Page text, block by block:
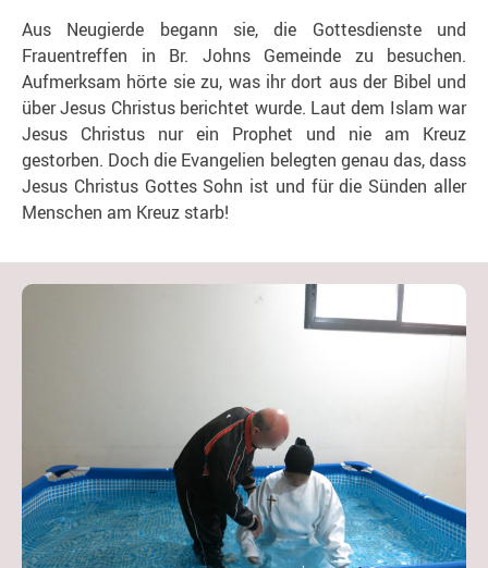
Aus Neugierde begann sie, die Gottesdienste und
Frauentreffen in Br. Johns Gemeinde zu besuchen.
Aufmerksam hörte sie zu, was ihr dort aus der Bibel und
über Jesus Christus berichtet wurde. Laut dem Islam war
Jesus Christus nur ein Prophet und nie am Kreuz
gestorben. Doch die Evangelien belegten genau das, dass
Jesus Christus Gottes Sohn ist und für die Sünden aller
Menschen am Kreuz starb!